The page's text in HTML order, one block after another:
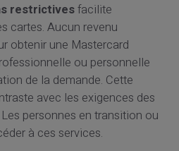
restrictivesfacilite
cartes. Aucun revenu
obtenir une Mastercard
ou personnelle
de la demande. Cette
avec les exigences des
personnes en transition ou
à ces services.